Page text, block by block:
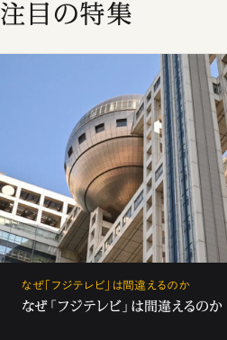
注目の特集
なぜ「フジテレビ」は間違えるのか
なぜ「フジテレビ」は間違えるのか